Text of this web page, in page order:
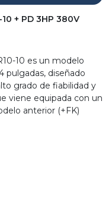
+ PD 3HP 380V
10 es un modelo
pulgadas, diseñado
grado de fiabilidad y
viene equipada con un
anterior (+FK)